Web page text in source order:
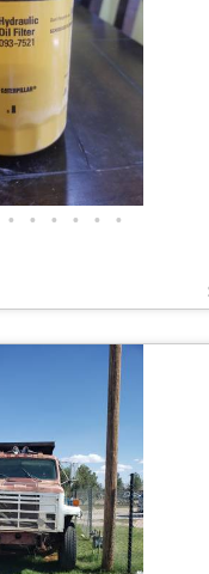
• • • • • •